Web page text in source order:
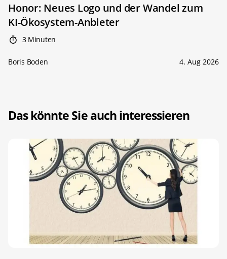
Honor: Neues Logo und der Wandel zum
KI-Ökosystem-Anbieter
3 Minuten
Boris Boden 4. Aug 2026
Das könnte Sie auch interessieren